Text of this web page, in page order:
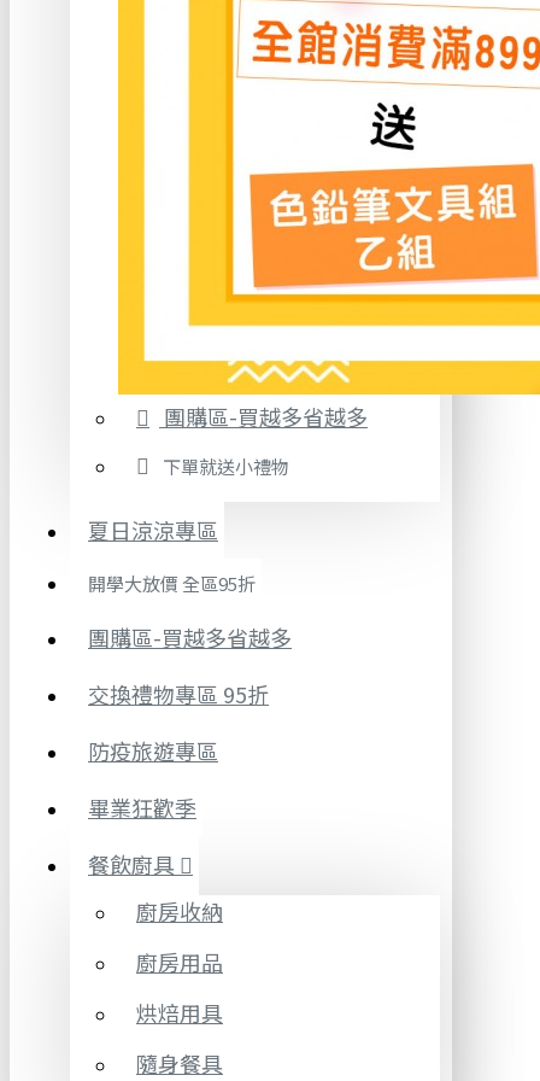
團購區-買越多省越多
下單就送小禮物
夏日涼涼專區
開學大放價 全區95折
團購區-買越多省越多
交換禮物專區 95折
防疫旅遊專區
畢業狂歡季
餐飲廚具
廚房收納
廚房用品
烘焙用具
隨身餐具